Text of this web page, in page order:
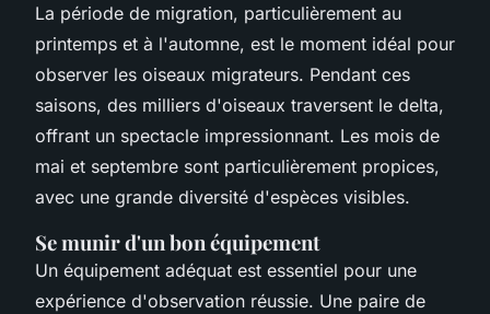
La période de migration, particulièrement au
printemps et à l'automne, est le moment idéal pour
observer les oiseaux migrateurs. Pendant ces
saisons, des milliers d'oiseaux traversent le delta,
offrant un spectacle impressionnant. Les mois de
mai et septembre sont particulièrement propices,
avec une grande diversité d'espèces visibles.
Se munir d'un bon équipement
Un équipement adéquat est essentiel pour une
expérience d'observation réussie. Une paire de